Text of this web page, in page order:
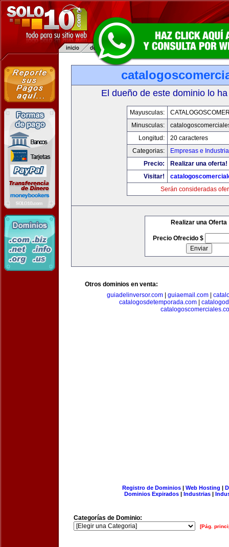
El dueño de este dominio lo
Mayusculas:
Minusculas:
Longitud:
20 caracteres
Categorias:
Empresas e
Precio:
Realizar una oferta!
Visitar!
Serán consideradas
Realizar una Oferta
Precio Ofrecido $
Otros dominios en venta:
guiadelinversor.com| guiaemail.com|
catalogosdetemporada.com|
Registro de Dominios| Web Hosting |
Dominios Expirados | Industrias |
Categorías de Dominio:
[Pág.